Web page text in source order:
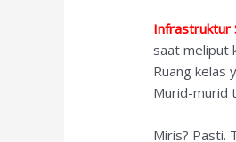
Infrastruktur
saat meliput
Ruang kelas
Murid-murid
Miris? Pasti.